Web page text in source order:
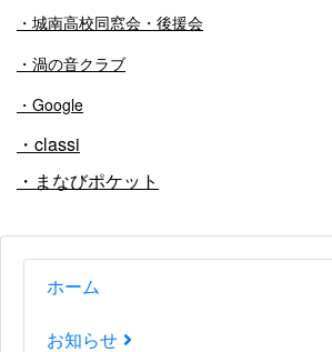
・ 城南高校同窓会・後援会
・渦の音クラブ
・Google
・classi
・まなびポケット
ホーム
お知らせ